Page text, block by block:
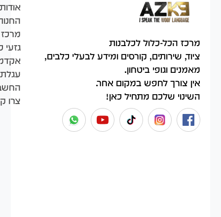
מרכז הכל-כלול לכלבנות
ציוד, שירותים, קורסים ומידע לבעלי כלבים,
מאמנים וגופי ביטחון.
אין צורך לחפש במקום אחר.
השינוי שלכם מתחיל כאן!
אודות
גזעי
עגלת
צרו